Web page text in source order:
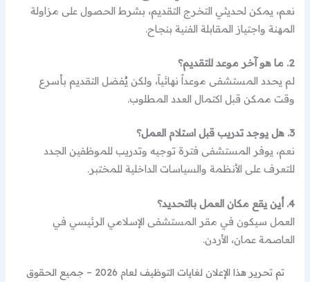
نعم، يمكن لحديثي التخرج التقديم، بشرط الحصول على مزاولة
المهنة واجتياز المقابلة الفنية بنجاح.
2. ما هو آخر موعد للتقديم؟
لم يحدد المستشفى موعداً نهائياً، ولكن يُفضل التقديم بأسرع
وقت ممكن قبل اكتمال العدد المطلوب.
3. هل يوجد تدريب قبل استلام العمل؟
نعم، يوفر المستشفى فترة توجيه وتدريب للموظفين الجدد
للتعرف على الأنظمة والسياسات الداخلية للمختبر.
4. أين يقع مكان العمل بالتحديد؟
العمل سيكون في مقر المستشفى الإسلامي الرئيسي في
العاصمة عمان، الأردن.
تم تحرير هذا الإعلان لغايات التوظيف لعام 2026 – جميع الحقوق